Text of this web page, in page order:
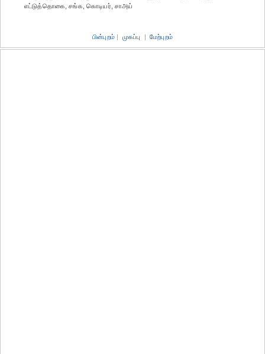
எட்டுத்தொகை, சங்க, கொடியர், சாஅய்
பின்புறம் | முகப்பு | மேற்புறம்